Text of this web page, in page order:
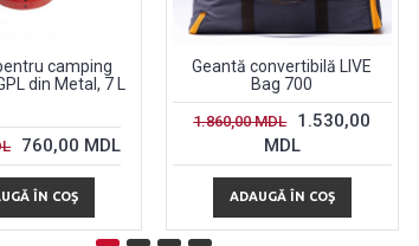
camping
din Metal, 7 L
760,00 MDL
ÎN COŞ
Geantă convertibilă LIVE
Bag 700
1.860,00 MDL
1.530,00
MDL
ADAUGĂ ÎN COŞ